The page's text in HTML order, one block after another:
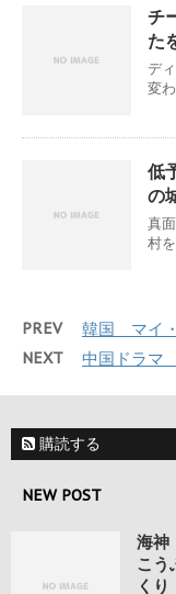
チ
た
デ
変
低
の
真
村
PREV 韓国 マイ・
NEXT 中国ドラ
購読する
NEW POST
海神
こう
くり